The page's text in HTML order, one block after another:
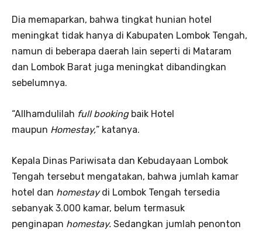
Dia memaparkan, bahwa tingkat hunian hotel
meningkat tidak hanya di Kabupaten Lombok Tengah,
namun di beberapa daerah lain seperti di Mataram
dan Lombok Barat juga meningkat dibandingkan
sebelumnya.
“Allhamdulilah full booking baik Hotel
maupun Homestay,” katanya.
Kepala Dinas Pariwisata dan Kebudayaan Lombok
Tengah tersebut mengatakan, bahwa jumlah kamar
hotel dan homestaydi Lombok Tengah tersedia
sebanyak 3.000 kamar, belum termasuk
penginapan homestay. Sedangkan jumlah penonton